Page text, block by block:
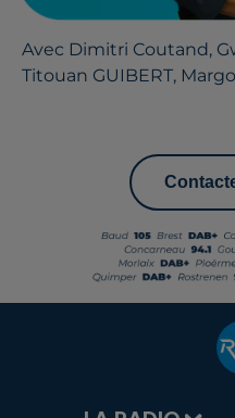
Avec Dimitri Coutand,
GUIBERT, Margot